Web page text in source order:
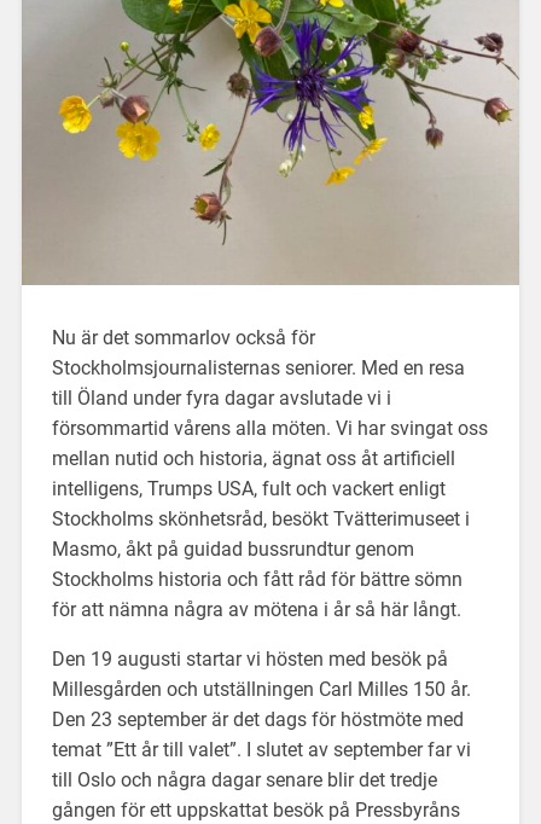
Nu är det sommarlov också för
Stockholmsjournalisternas seniorer. Med en resa
till Öland under fyra dagar avslutade vi i
försommartid vårens alla möten. Vi har svingat oss
mellan nutid och historia, ägnat oss åt artificiell
intelligens, Trumps USA, fult och vackert enligt
Stockholms skönhetsråd, besökt Tvätterimuseet i
Masmo, åkt på guidad bussrundtur genom
Stockholms historia och fått råd för bättre sömn
för att nämna några av mötena i år så här långt.
Den 19 augusti startar vi hösten med besök på
Millesgården och utställningen Carl Milles 150 år.
Den 23 september är det dags för höstmöte med
temat ”Ett år till valet”. I slutet av september far vi
till Oslo och några dagar senare blir det tredje
gången för ett uppskattat besök på Pressbyråns